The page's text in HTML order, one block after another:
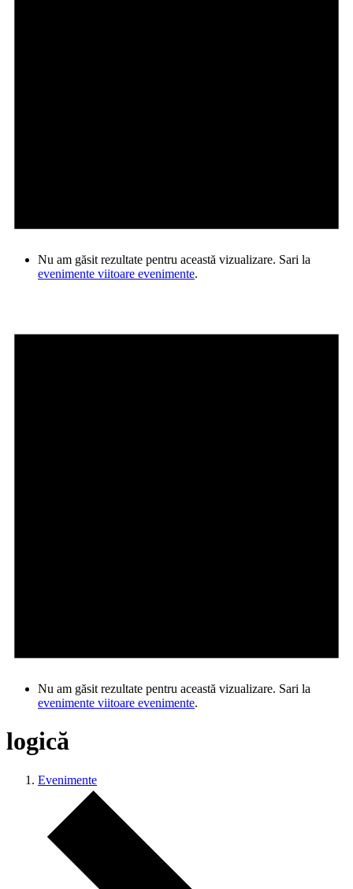
Nu am găsit rezultate pentru această vizualizare. Sari la
evenimente viitoare evenimente.
Nu am găsit rezultate pentru această vizualizare. Sari la
evenimente viitoare evenimente.
logică
Evenimente